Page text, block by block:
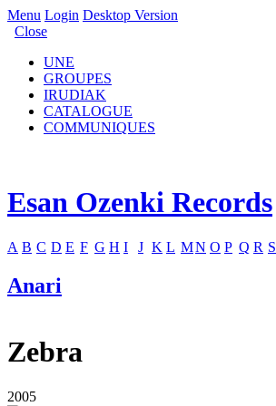
Menu Login Desktop Version
Close
UNE
GROUPES
IRUDIAK
CATALOGUE
COMMUNIQUES
Esan Ozenki Records
A B C D E F G H I J K L MN O P Q R S
Anari
Zebra
2005